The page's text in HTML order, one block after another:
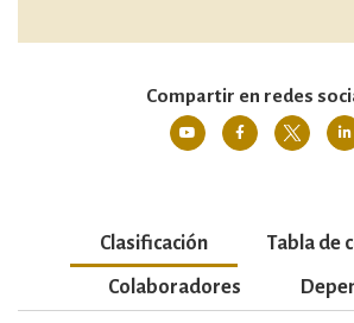
Compartir en redes
Clasificación Tabla de
Colaboradores